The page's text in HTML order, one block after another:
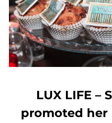
LUX LIFE –
promoted her